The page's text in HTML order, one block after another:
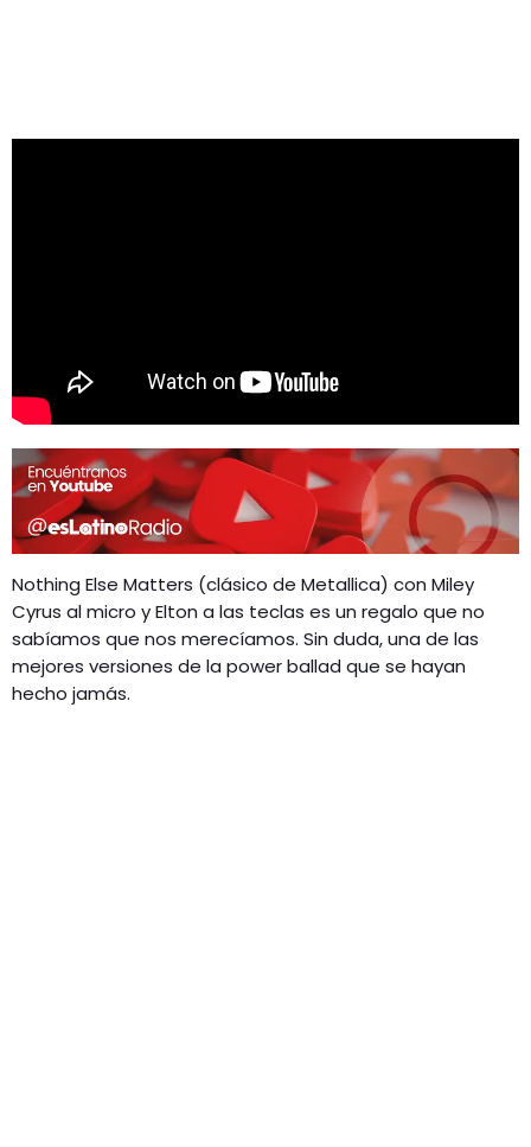
Nothing Else Matters (clásico de Metallica) con Miley
Cyrus al micro y Elton a las teclas es un regalo que no
sabíamos que nos merecíamos. Sin duda, una de las
mejores versiones de la power ballad que se hayan
hecho jamás.